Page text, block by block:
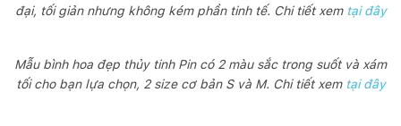
đại, tối giản nhưng không kém phần tinh tế. Chi tiết xem tại đây
Mẫu bình hoa đẹp thủy tinh Pin có 2 màu sắc trong suốt và xám
tối cho bạn lựa chọn, 2 size cơ bản S và M. Chi tiết xem tại đây